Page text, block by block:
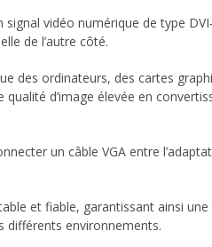
vidéo numérique de type
de l’autre côté.
des ordinateurs, des cartes
d’image élevée en
un câble VGA entre
et fiable, garantissant ainsi
différents environnements.